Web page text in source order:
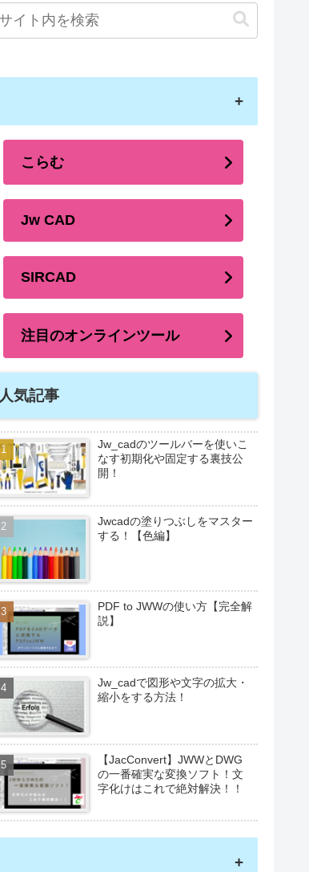
+
こらむ
Jw CAD
SIRCAD
注目のオンラインツール
人気記事
Jw_cadのツールバーを使いこ
なす初期化や固定する裏技公
開！
Jwcadの塗りつぶしをマスター
する！【色編】
PDF to JWWの使い方【完全解
説】
Jw_cadで図形や文字の拡大・
縮小をする方法！
【JacConvert】JWWとDWG
の一番確実な変換ソフト！文
字化けはこれで絶対解決！！
+